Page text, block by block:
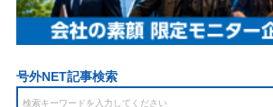
号外NET記事検索